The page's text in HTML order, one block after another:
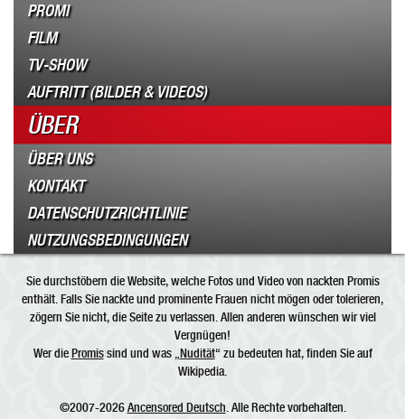
PROMI
FILM
TV-SHOW
AUFTRITT (BILDER & VIDEOS)
ÜBER
ÜBER UNS
KONTAKT
DATENSCHUTZRICHTLINIE
NUTZUNGSBEDINGUNGEN
Sie durchstöbern die Website, welche Fotos und Video von nackten Promis
enthält. Falls Sie nackte und prominente Frauen nicht mögen oder tolerieren,
zögern Sie nicht, die Seite zu verlassen. Allen anderen wünschen wir viel
Vergnügen!
Wer diePromissind und was „ Nudität“ zu bedeuten hat, finden Sie auf
Wikipedia.
©2007-2026Ancensored Deutsch . Alle Rechte vorbehalten.